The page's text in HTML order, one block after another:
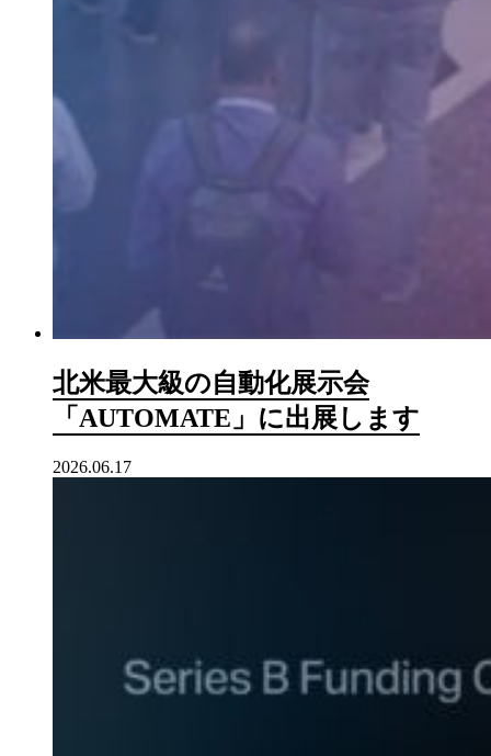
北米最大級の自動化展示会
「AUTOMATE」に出展します
2026.06.17